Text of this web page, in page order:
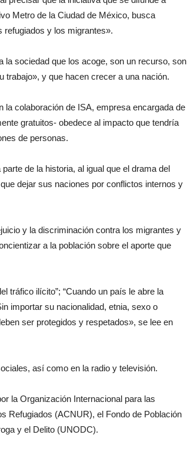
Metro de la Ciudad de México, busca
refugiados y los migrantes».
la sociedad que los acoge, son un recurso, son
trabajo», y que hacen crecer a una nación.
colaboración de ISA, empresa encargada de
gratuitos- obedece al impacto que tendría
de personas.
de la historia, al igual que el drama del
dejar sus naciones por conflictos internos y
y la discriminación contra los migrantes y
a la población sobre el aporte que
tráfico ilícito”; “Cuando un país le abre la
importar su nacionalidad, etnia, sexo o
ser protegidos y respetados», se lee en
así como en la radio y televisión.
la Organización Internacional para las
Refugiados (ACNUR), el Fondo de Población
y el Delito (UNODC).